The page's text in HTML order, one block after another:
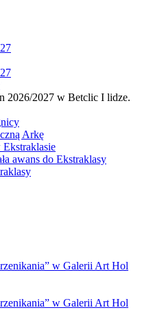
2026/2027 w Betclic I lidze.
Arkę
awans do Ekstraklasy